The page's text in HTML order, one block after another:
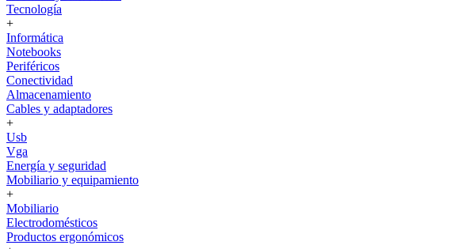
Tecnología
+
Informática
Notebooks
Periféricos
Conectividad
Almacenamiento
Cables y adaptadores
+
Usb
Vga
Energía y seguridad
Mobiliario y equipamiento
+
Mobiliario
Electrodomésticos
Productos ergonómicos